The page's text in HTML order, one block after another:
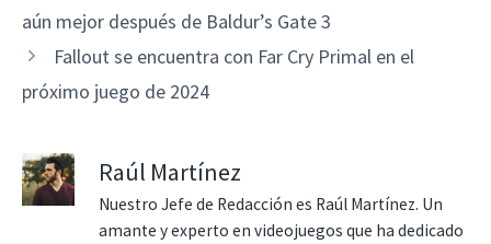
aún mejor después de Baldur’s Gate 3
Fallout se encuentra con Far Cry Primal en el
próximo juego de 2024
Raúl Martínez
Nuestro Jefe de Redacción es Raúl Martínez. Un
amante y experto en videojuegos que ha dedicado